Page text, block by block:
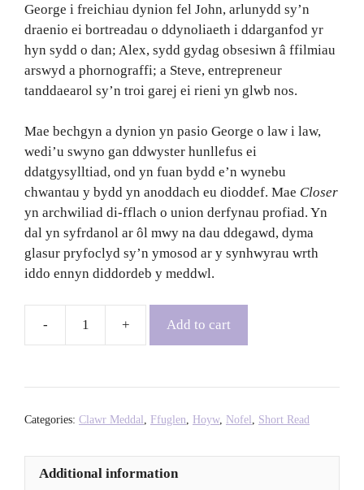
George i freichiau dynion fel John, arlunydd sy’n
draenio ei bortreadau o ddynoliaeth i ddarganfod yr
hyn sydd o dan; Alex, sydd gydag obsesiwn â ffilmiau
arswyd a phornograffi; a Steve, entrepreneur
tanddaearol sy’n troi garej ei rieni yn glwb nos.
Mae bechgyn a dynion yn pasio George o law i law,
wedi’u swyno gan ddwyster hunllefus ei
ddatgysylltiad, ond yn fuan bydd e’n wynebu
chwantau y bydd yn anoddach eu dioddef. Mae Closer
yn archwiliad di-fflach o union derfynau profiad. Yn
dal yn syfrdanol ar ôl mwy na dau ddegawd, dyma
glasur pryfoclyd sy’n ymosod ar y synhwyrau wrth
iddo ennyn diddordeb y meddwl.
Closer
quantity
Add to cart
Categories: Clawr Meddal Ffuglen Hoyw, Nofel Short Read
Additional information